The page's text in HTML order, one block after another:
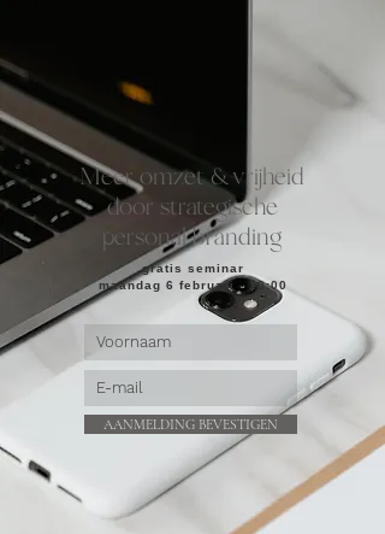
gratis seminar
maandag 6 februari - 10:00
AANMELDING BEVESTIGEN
Meer omzet & vrijheid
door strategische
personal branding